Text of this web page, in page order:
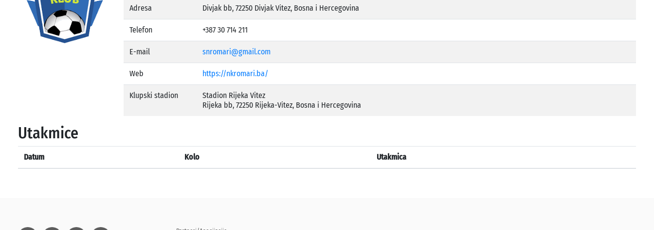
Adresa Divjak bb, 72250 Divjak Vitez, Bosna i Hercegovina
Telefon +387 30 714 211
E-mail snromari@gmail.com
Web https://nkromari.ba/
Klupski stadion
Stadion Rijeka Vitez
Rijeka bb, 72250 Rijeka-Vitez, Bosna i Hercegovina
Utakmice
Datum Kolo Utakmica